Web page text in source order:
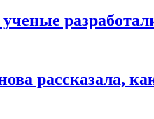
рассказала,